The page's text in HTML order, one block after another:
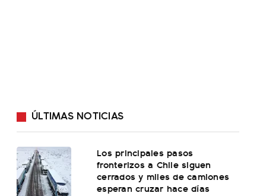
ÚLTIMAS NOTICIAS
Los principales pasos
fronterizos a Chile siguen
cerrados y miles de camiones
esperan cruzar hace días